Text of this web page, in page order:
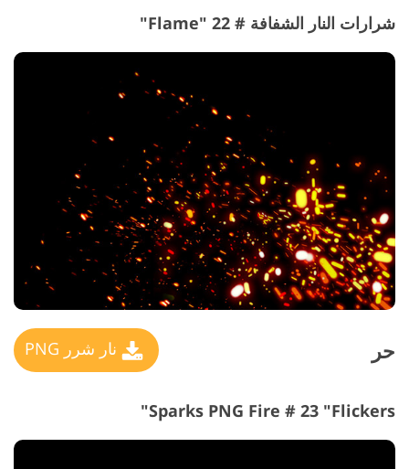
شرارات النار الشفافة # 22 "Flame"
حر نار شرر PNG
Sparks PNG Fire # 23 "Flickers"